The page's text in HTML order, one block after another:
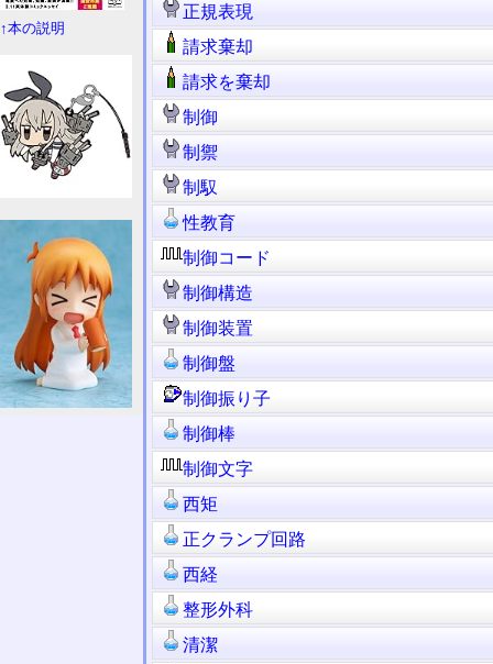
正規表現
請求棄却
請求を棄却
制御
制禦
制馭
性教育
制御コード
制御構造
制御装置
制御盤
制御振り子
制御棒
制御文字
西矩
正クランプ回路
西経
整形外科
清潔
↑本の説明